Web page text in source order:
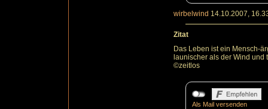
wirbelwind 14.10.2007,
Zitat
Das Leben ist ein Mensch-
launischer als der Wind
©zeitlos
Als Mail versenden